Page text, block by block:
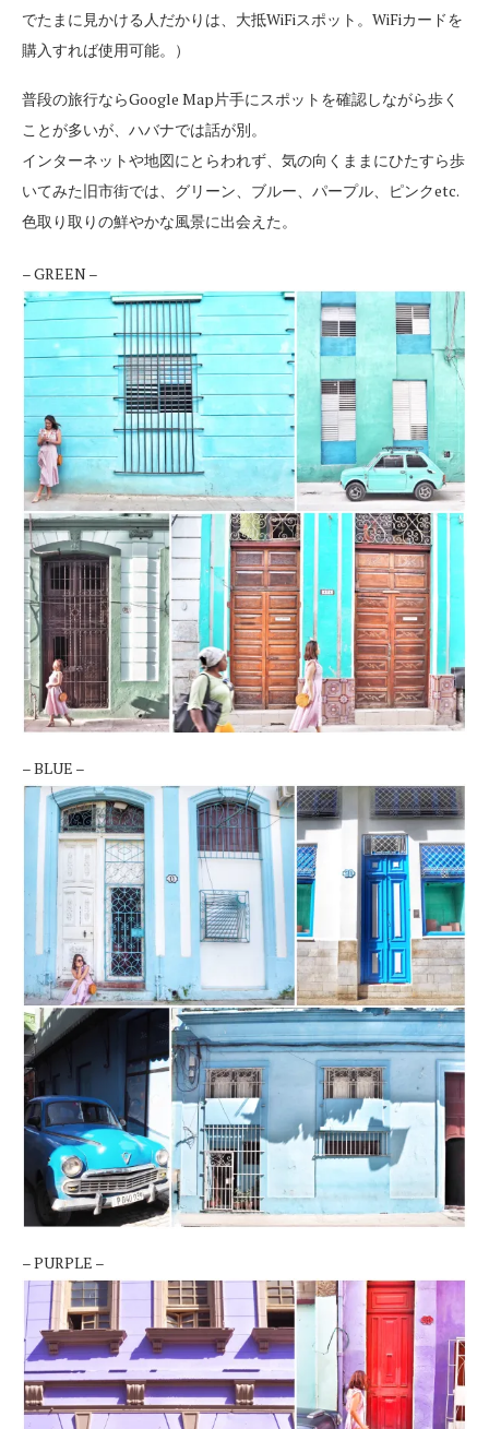
でたまに見かける人だかりは、大抵WiFiスポット。WiFiカードを
購入すれば使用可能。）
普段の旅行ならGoogle Map片手にスポットを確認しながら歩く
ことが多いが、ハバナでは話が別。
インターネットや地図にとらわれず、気の向くままにひたすら歩
いてみた旧市街では、グリーン、ブルー、パープル、ピンクetc.
色取り取りの鮮やかな風景に出会えた。
– GREEN –
– BLUE –
– PURPLE –